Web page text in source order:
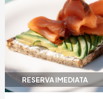
RESERVA IMEDIATA